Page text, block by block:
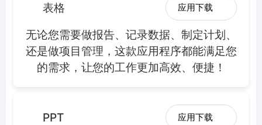
表格 应用下载
无论您需要做报告、记录数据、制定计划、
还是做项目管理，这款应用程序都能满足您
的需求，让您的工作更加高效、便捷！
PPT 应用下载